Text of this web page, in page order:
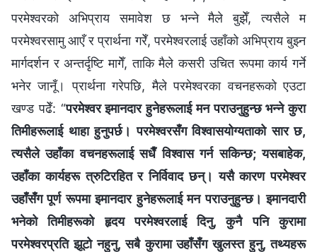
परमेश्‍वरको अभिप्राय समावेश छ भन्ने मैले बुझेँ, त्यसैले म
परमेश्‍वरसामु आएँ र प्रार्थना गरेँ, परमेश्‍वरलाई उहाँको अभिप्राय बुझ्न
मार्गदर्शन र अन्तर्दृष्टि मागेँ, ताकि मैले कसरी उचित रूपमा कार्य गर्ने
भनेर जानूँ। प्रार्थना गरेपछि, मैले परमेश्‍वरका वचनहरूको एउटा
खण्ड पढेँ: “परमेश्‍वर इमानदार हुनेहरूलाई मन पराउनुहुन्छ भन्‍ने कुरा
तिमीहरूलाई थाहा हुनुपर्छ। परमेश्‍वरसँग विश्वासयोग्यताको सार छ,
त्यसैले उहाँका वचनहरूलाई सधैँ विश्‍वास गर्न सकिन्छ; यसबाहेक,
उहाँका कार्यहरू त्रुटिरहित र निर्विवाद छन्। यसै कारण परमेश्‍वर
उहाँसँग पूर्ण रूपमा इमानदार हुनेहरूलाई मन पराउनुहुन्छ। इमानदारी
भनेको तिमीहरूको हृदय परमेश्‍वरलाई दिनु, कुनै पनि कुरामा
परमेश्‍वरप्रति झूटो नहुनु, सबै कुरामा उहाँसँग खुलस्त हुनु, तथ्यहरू